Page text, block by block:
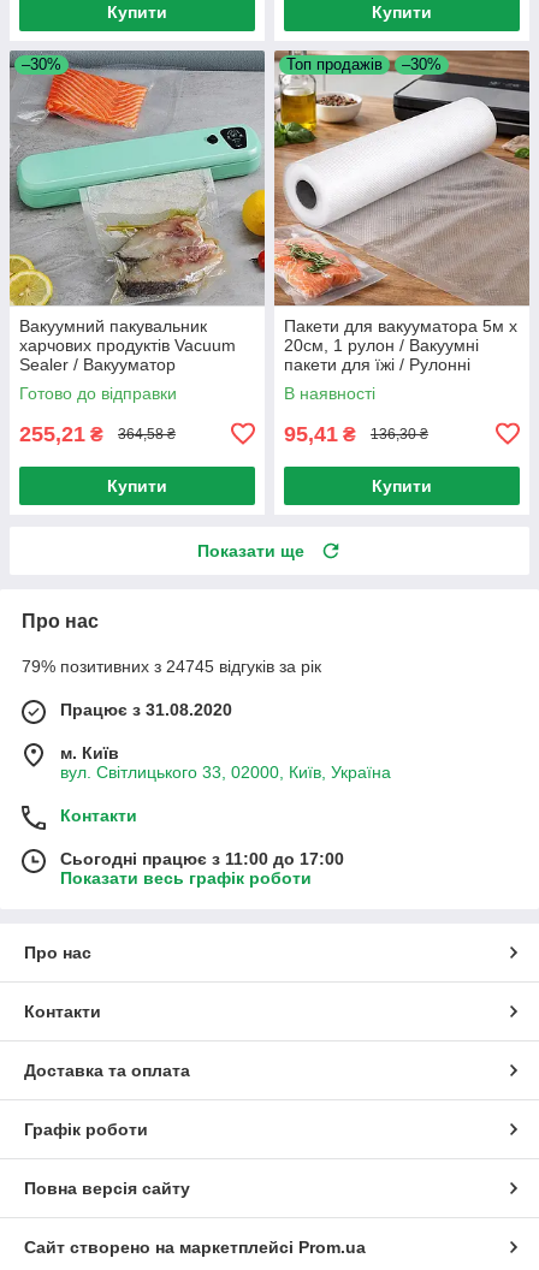
Купити Купити
–30%
Вакуумний пакувальник
харчових продуктів Vacuum
Sealer / Вакууматор
домашній для їжі
Готово до відправки
255,21 ₴ 364,58 ₴
Купити
Топ продажів –30%
Пакети для вакууматора 5м х
20см, 1 рулон / Вакуумні
пакети для їжі / Рулонні
пакети гофровані
В наявності
95,41 ₴ 136,30 ₴
Купити
Показати ще
Про нас
79% позитивних з 24745 відгуків за рік
Працює з 31.08.2020
м. Київ
вул. Світлицького 33, 02000, Київ, Україна
Контакти
Сьогодні працює з 11:00 до 17:00
Показати весь графік роботи
Про нас
Контакти
Доставка та оплата
Графік роботи
Повна версія сайту
Сайт створено на маркетплейсі Prom.ua